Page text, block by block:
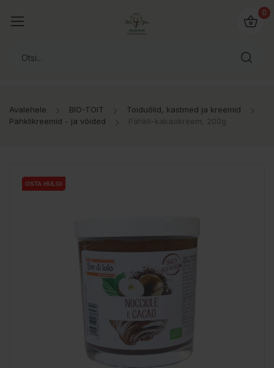
0
Avalehele BIO-TOIT
Toiduõlid, kastmed ja kreemid
Pähklikreemid - ja võided
Pähkli-kakaokreem, 200g
OSTA HULGI
OSTA HULGI